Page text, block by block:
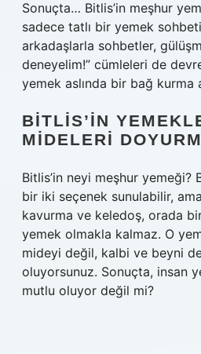
Sonuçta… Bitlis’in meşhur
sadece tatlı bir yemek
arkadaşlarla sohbetler,
deneyelim!” cümleleri de
yemek aslında bir bağ kurma
BITLIS’IN
MIDELERI
Bitlis’in neyi meşhur yemeği?
bir iki seçenek sunulabilir,
kavurma ve keledoş, orada
yemek olmakla kalmaz. O
mideyi değil, kalbi ve beyni
oluyorsunuz. Sonuçta, insan
mutlu oluyor değil mi?